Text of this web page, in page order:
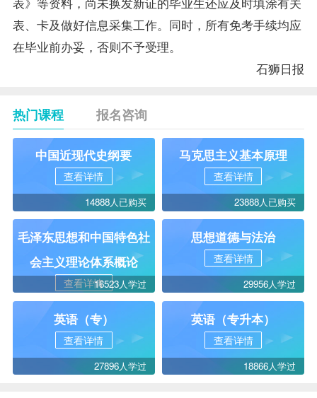
表、卡及做好信息采集工作。同时，所有免考手续均应
在毕业前办妥，否则不予受理。
石狮日报
热门课程 报名咨询
中国近现代史纲要
查看详情
14888人已购买
马克思主义基本原理
查看详情
23888人已购买
毛泽东思想和中国特色社
会主义理论体系概论
查看详情16523人学过
思想道德与法治
查看详情
29956人学过
英语（专）
查看详情
27896人学过
英语（专升本）
查看详情
18866人学过